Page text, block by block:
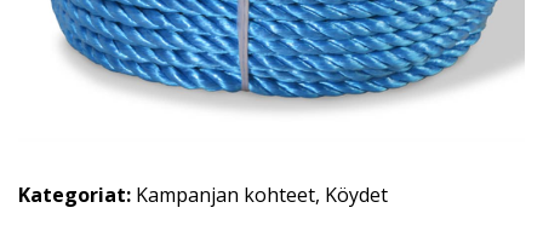
Kategoriat: Kampanjan kohteet, Köydet